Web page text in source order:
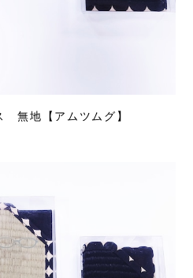
無地【アムツムグ】